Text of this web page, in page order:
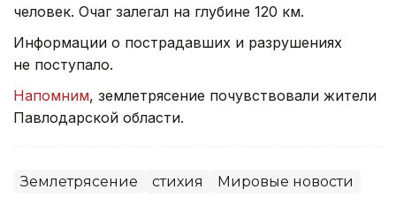
человек. Очаг залегал на глубине 120 км.
Информации о пострадавших и разрушениях
не поступало.
Напомним, землетрясение почувствовали жители
Павлодарской области.
Землетрясение стихия Мировые новости